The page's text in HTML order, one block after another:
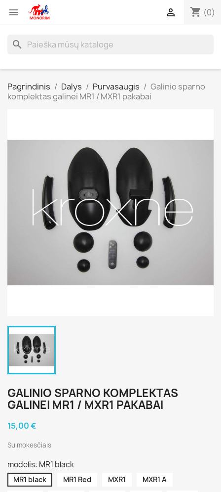
 shopping_cart (0)

search
Pagrindinis Dalys Purvasaugis
Galinio sparno
komplektas galinei MR1 / MXR1 pakabai
GALINIO SPARNO KOMPLEKTAS
GALINEI MR1 / MXR1 PAKABAI
15,00 €
Su mokesčiais
modelis: MR1 black
MR1 black MR1 Red MXR1
MXR1 A